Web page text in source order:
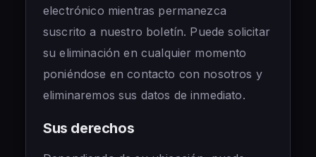
electrónico mientras permanezca
suscrito a nuestro boletín. Puede solicitar
su eliminación en cualquier momento
poniéndose en contacto con nosotros y
eliminaremos sus datos de inmediato.
Sus derechos